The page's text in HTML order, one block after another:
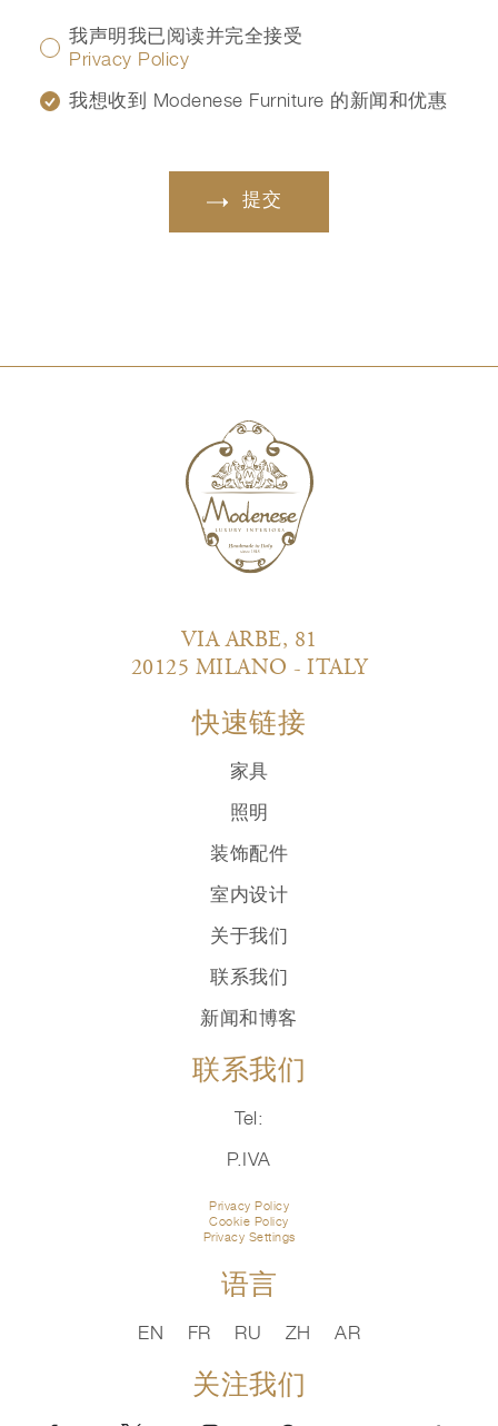
我声明我已阅读并完全接受
Privacy Policy
我想收到 Modenese Furniture 的新闻和优惠
提交
VIA ARBE, 81
20125 MILANO - ITALY
快速链接
家具
照明
装饰配件
室内设计
关于我们
联系我们
新闻和博客
联系我们
Tel:
P.IVA
Privacy Policy
Cookie Policy
Privacy Settings
语言
EN FR RU ZH AR
关注我们